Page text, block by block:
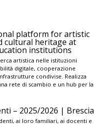
platform for artistic
cultural heritage at
institutions
artistica nelle istituzioni
digitale, cooperazione
condivise. Realizza
rete di scambio e un hub per la
– 2025/2026 | Brescia
ai loro familiari, ai docenti e